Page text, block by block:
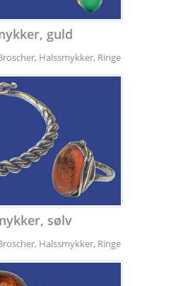
guld
Halssmykker, Ringe
sølv
Halssmykker, Ringe